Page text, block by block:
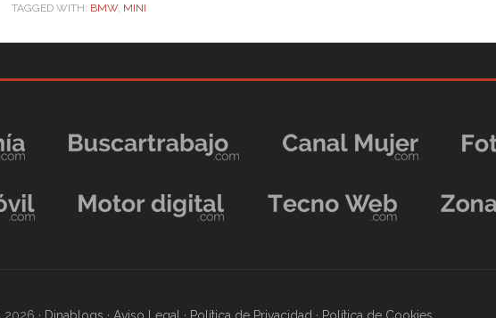
TAGGED WITH: BMW, MINI